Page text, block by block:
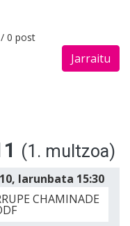
0 post
Jarraitu
(1. multzoa)
larunbata 15:30
CHAMINADE